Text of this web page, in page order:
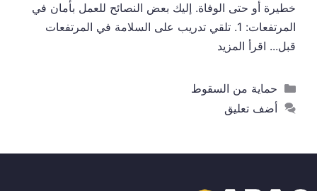
خطيرة أو حتى الوفاة. إليك بعض النصائح للعمل بأمان في
المرتفعات: 1. تلقي تدريب على السلامة في المرتفعات
قبل... اقرأ المزيد
التصنيفات
حماية من السقوط
أضف تعليق